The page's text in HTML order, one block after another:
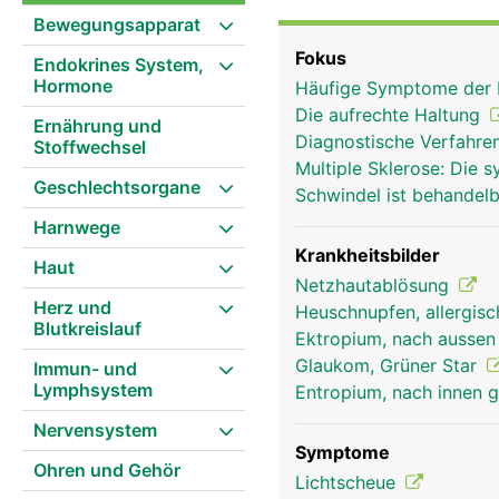
Bewegungsapparat
Endokrines System,
Hormone
Ernährung und
Stoffwechsel
Geschlechtsorgane
Harnwege
Haut
Herz und
Blutkreislauf
Immun- und
Lymphsystem
Nervensystem
Ohren und Gehör
an der Rückfläche des
Sehnerven zum
sehen. Dadurch dass
koordiniert werden, ist
Fokus
Häufige Symptome der
Die aufrechte Haltung
Diagnostische
Multiple Sklerose: Die
Schwindel ist
Krankheitsbilder
Netzhautablösung
Heuschnupfen,
Ektropium, nach
Glaukom, Grüner Star
Entropium, nach innen
Symptome
Lichtscheue